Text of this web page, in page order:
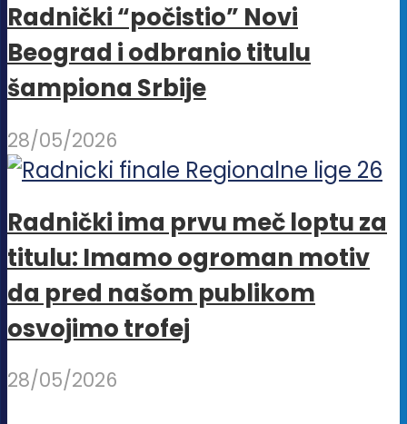
Radnički “počistio” Novi
Beograd i odbranio titulu
šampiona Srbije
28/05/2026
Radnički ima prvu meč loptu za
titulu: Imamo ogroman motiv
da pred našom publikom
osvojimo trofej
28/05/2026